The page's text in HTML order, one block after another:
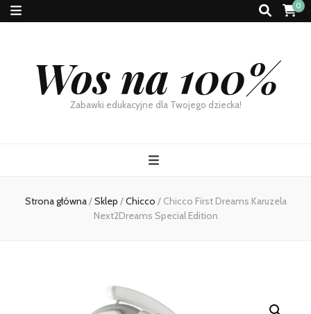
0
Wos na 100%
Zabawki edukacyjne dla Twojego dziecka!
Strona główna/Sklep /Chicco / Chicco First Dreams Karuzela
Next2Dreams Special Edition